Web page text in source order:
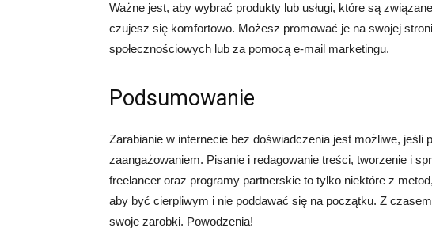
Ważne jest, aby wybrać produkty lub usługi, które są
czujesz się komfortowo. Możesz promować je na swojej
społecznościowych lub za pomocą e-mail marketingu.
Podsumowanie
Zarabianie w internecie bez doświadczenia jest możliwe, jeśli
zaangażowaniem. Pisanie i redagowanie treści, tworzenie i
freelancer oraz programy partnerskie to tylko niektóre z
aby być cierpliwym i nie poddawać się na początku. Z
swoje zarobki. Powodzenia!